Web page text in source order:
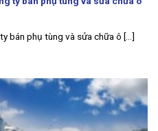
bán phụ tùng và sửa chữa ô [...]